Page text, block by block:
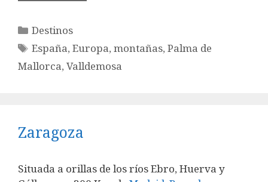
Categorías
Destinos
Etiquetas
España,Europa,montañas,Palma de
Mallorca, Valldemosa
Zaragoza
Situada a orillas de los ríos Ebro, Huerva y